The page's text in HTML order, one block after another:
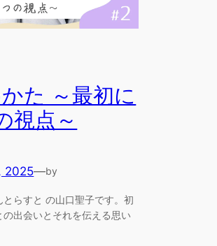
た ～最初に
視点～
2025—by
らすと の山口聖子です。初
出会いとそれを伝える思い